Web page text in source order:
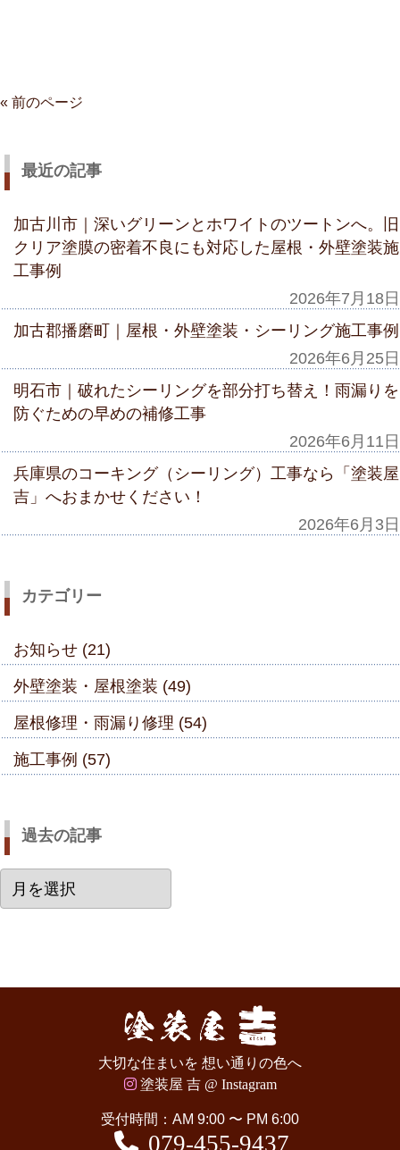
« 前のページ
最近の記事
加古川市｜深いグリーンとホワイトのツートンへ。旧
クリア塗膜の密着不良にも対応した屋根・外壁塗装施
工事例
2026年7月18日
加古郡播磨町｜屋根・外壁塗装・シーリング施工事例
2026年6月25日
明石市｜破れたシーリングを部分打ち替え！雨漏りを
防ぐための早めの補修工事
2026年6月11日
兵庫県のコーキング（シーリング）工事なら「塗装屋
吉」へおまかせください！
2026年6月3日
カテゴリー
お知らせ (21)
外壁塗装・屋根塗装 (49)
屋根修理・雨漏り修理 (54)
施工事例 (57)
過去の記事
去
大切な住まいを 想い通りの色へ
塗装屋 吉 @ Instagram
受付時間：AM 9:00 〜 PM 6:00
079-455-9437